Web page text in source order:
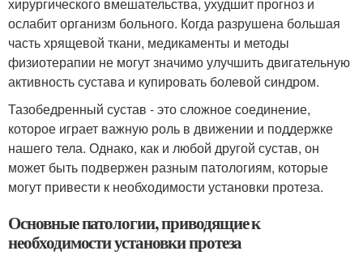
ослабит организм больного. Когда разрушена большая
часть хрящевой ткани, медикаменты и методы
физиотерапии не могут значимо улучшить двигательную
активность сустава и купировать болевой синдром.
Тазобедренный сустав - это сложное соединение,
которое играет важную роль в движении и поддержке
нашего тела. Однако, как и любой другой сустав, он
может быть подвержен разным патологиям, которые
могут привести к необходимости установки протеза.
Основные патологии, приводящие к
необходимости установки протеза